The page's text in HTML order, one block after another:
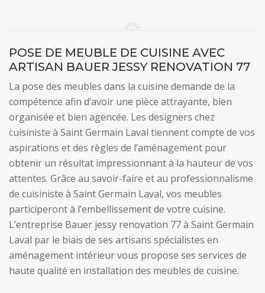
POSE DE MEUBLE DE CUISINE AVEC
ARTISAN BAUER JESSY RENOVATION 77
La pose des meubles dans la cuisine demande de la
compétence afin d’avoir une pièce attrayante, bien
organisée et bien agencée. Les designers chez
cuisiniste à Saint Germain Laval tiennent compte de vos
aspirations et des règles de l’aménagement pour
obtenir un résultat impressionnant à la hauteur de vos
attentes. Grâce au savoir-faire et au professionnalisme
de cuisiniste à Saint Germain Laval, vos meubles
participeront à l’embellissement de votre cuisine.
L’entreprise Bauer jessy renovation 77 à Saint Germain
Laval par le biais de ses artisans spécialistes en
aménagement intérieur vous propose ses services de
haute qualité en installation des meubles de cuisine.